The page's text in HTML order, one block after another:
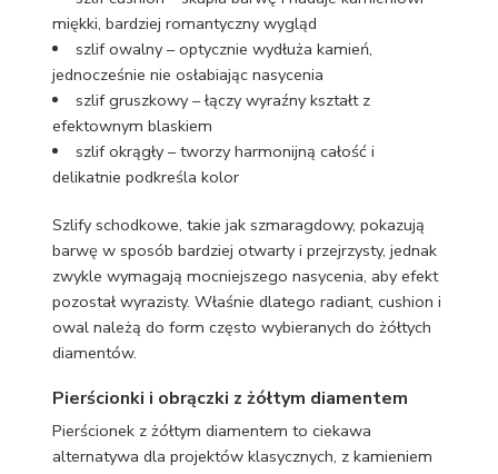
miękki, bardziej romantyczny wygląd
szlif owalny – optycznie wydłuża kamień,
jednocześnie nie osłabiając nasycenia
szlif gruszkowy – łączy wyraźny kształt z
efektownym blaskiem
szlif okrągły – tworzy harmonijną całość i
delikatnie podkreśla kolor
Szlify schodkowe, takie jak szmaragdowy, pokazują
barwę w sposób bardziej otwarty i przejrzysty, jednak
zwykle wymagają mocniejszego nasycenia, aby efekt
pozostał wyrazisty. Właśnie dlatego radiant, cushion i
owal należą do form często wybieranych do żółtych
diamentów.
Pierścionki i obrączki z żółtym diamentem
Pierścionek z żółtym diamentem to ciekawa
alternatywa dla projektów klasycznych, z kamieniem